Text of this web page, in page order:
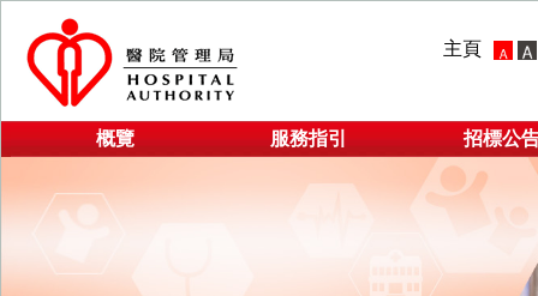
主頁
概覽 服務指引 招標公